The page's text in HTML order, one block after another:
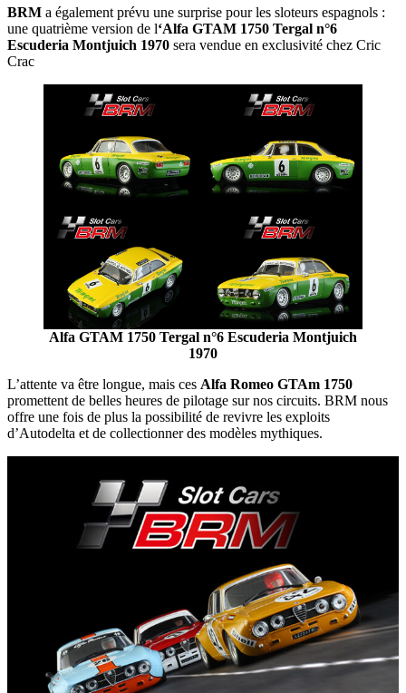
BRM a également prévu une surprise pour les sloteurs espagnols :
une quatrième version de l‘Alfa GTAM 1750 Tergal n°6
Escuderia Montjuich 1970 sera vendue en exclusivité chez Cric
Crac
Alfa GTAM 1750 Tergal n°6 Escuderia Montjuich
1970
L’attente va être longue, mais ces Alfa Romeo GTAm 1750
promettent de belles heures de pilotage sur nos circuits. BRM nous
offre une fois de plus la possibilité de revivre les exploits
d’Autodelta et de collectionner des modèles mythiques.